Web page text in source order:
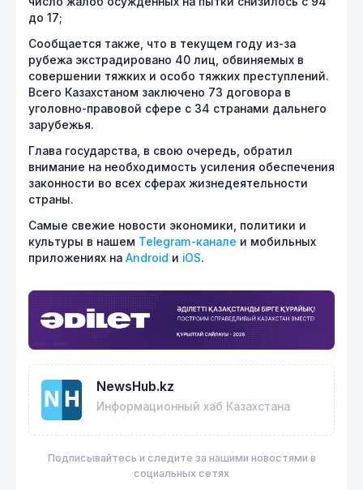
до 17;
Сообщается также, что в текущем году из-за
рубежа экстрадировано 40 лиц, обвиняемых в
совершении тяжких и особо тяжких преступлений.
Всего Казахстаном заключено 73 договора в
уголовно-правовой сфере с 34 странами дальнего
зарубежья.
Глава государства, в свою очередь, обратил
внимание на необходимость усиления обеспечения
законности во всех сферах жизнедеятельности
страны.
Самые свежие новости экономики, политики и
культуры в нашем Telegram-канале и мобильных
приложениях на Android и iOS.
NewsHub.kz
Информационный хаб Казахстана
Подписывайтесь и следите за нашими новостями в
социальных сетях